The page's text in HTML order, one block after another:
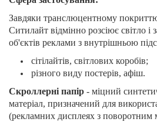
Завдяки транслюцентному
Ситилайт відмінно розсіює світло і
об'єктів реклами з внутрішньою
сітілайтів, світлових коробів;
різного виду постерів, афіш.
Скроллерні папір - міцний
матеріал, призначений для
(рекламних дисплеях з поворотним